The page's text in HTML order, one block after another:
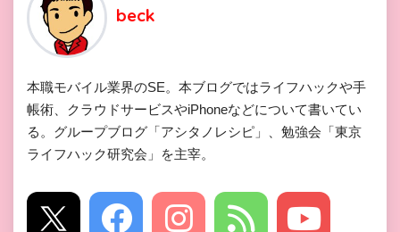
beck
本職モバイル業界のSE。本ブログではライフハックや手
帳術、クラウドサービスやiPhoneなどについて書いてい
る。グループブログ「アシタノレシピ」、勉強会「東京
ライフハック研究会」を主宰。